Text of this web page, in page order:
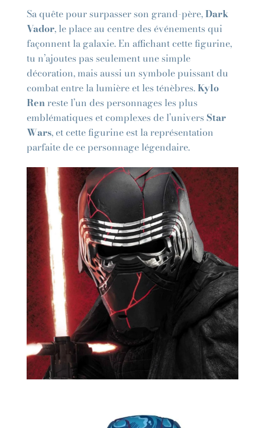
Sa quête pour surpasser son grand-père,Dark
Vador, le place au centre des événements qui
façonnent la galaxie. En affichant cette figurine,
tu n’ajoutes pas seulement une simple
décoration, mais aussi un symbole puissant du
combat entre la lumière et les ténèbres.Kylo
Ren reste l’un des personnages les plus
emblématiques et complexes de l’universStar
Wars, et cette figurine est la représentation
parfaite de ce personnage légendaire.